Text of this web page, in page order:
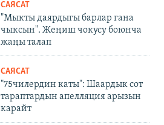
САЯСАТ
"Мыкты даярдыгы барлар гана
чыксын". Жеңиш чокусу боюнча
жаңы талап
САЯСАТ
"75чилердин каты": Шаардык сот
тараптардын апелляция арызын
карайт